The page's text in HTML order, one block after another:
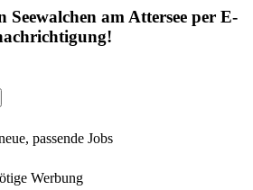
Seewalchen am Attersee per E-
passende Jobs
Werbung